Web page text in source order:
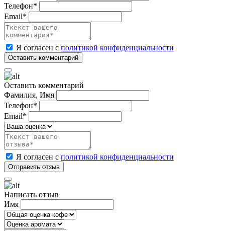
Телефон*
Email*
Я согласен с политикой конфиденциальности
Оставить комментарий
Фамилия, Имя
Телефон*
Email*
Я согласен с политикой конфиденциальности
Написать отзыв
Имя